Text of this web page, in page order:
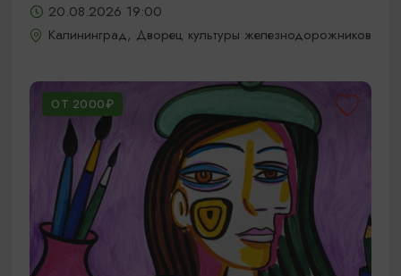
20.08.2026 19:00
Калининград, Дворец культуры железнодорожников
ОТ 2000₽